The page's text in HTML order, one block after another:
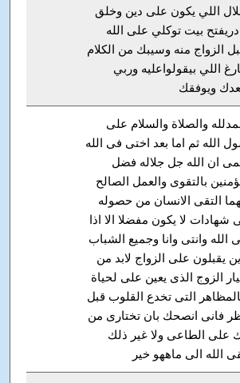
اللي يكون على دين وخلق
بيت توكلي على الله
الزواج منه وسيبك من الكلام
اللي بيقولواعليه وربي
ويوفقك
والصلاة والسلام على
الله ثم اما بعد اختى فى الله
ان الله جل جلاله فضل
بالتقوى والعمل الصالح
التقى الانسان من حصوله
شهادات لا يكون مفضلا الا اذا
الله وانتى وانا وجميع الشباب
يقبلون على الزواج لابد من
الزوج الذى يعين على لحياة
التى تخدع القلوب قبل
فانى انصحك بان تختارى من
على الطاعى ولا غير ذلك
الله الى ماههو خير